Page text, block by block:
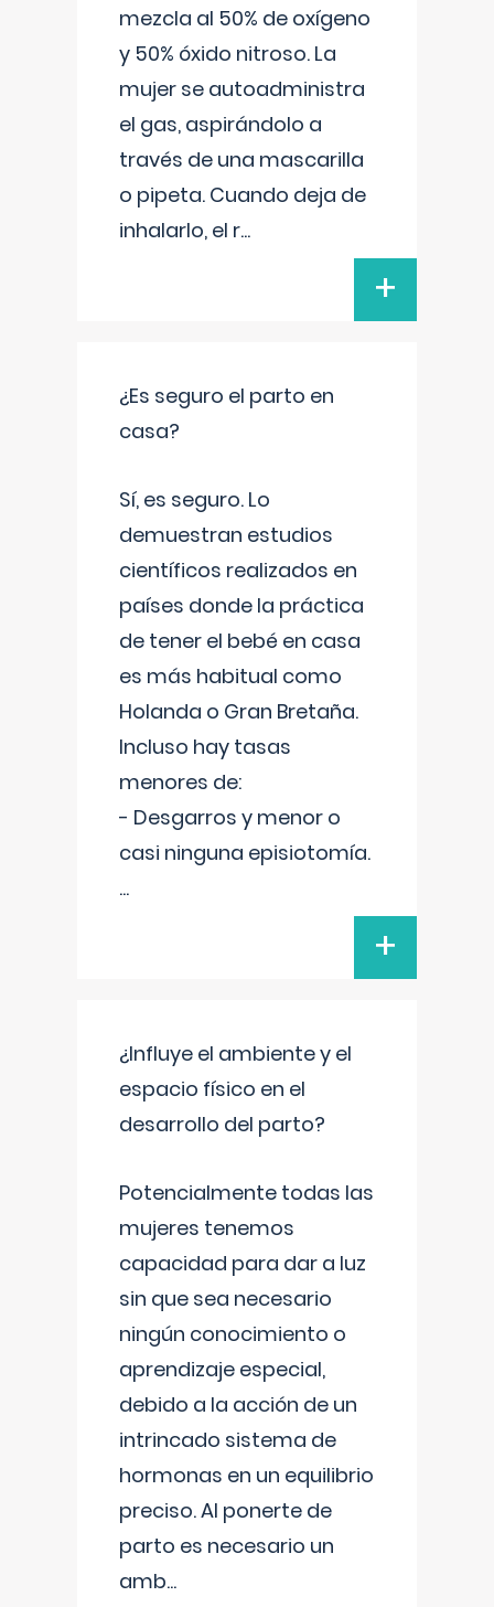
mezcla al 50% de oxígeno
y 50% óxido nitroso. La
mujer se autoadministra
el gas, aspirándolo a
través de una mascarilla
o pipeta. Cuando deja de
inhalarlo, el r...
+
¿Es seguro el parto en
casa?
Sí, es seguro. Lo
demuestran estudios
científicos realizados en
países donde la práctica
de tener el bebé en casa
es más habitual como
Holanda o Gran Bretaña.
Incluso hay tasas
menores de:
- Desgarros y menor o
casi ninguna episiotomía.
...
+
¿Influye el ambiente y el
espacio físico en el
desarrollo del parto?
Potencialmente todas las
mujeres tenemos
capacidad para dar a luz
sin que sea necesario
ningún conocimiento o
aprendizaje especial,
debido a la acción de un
intrincado sistema de
hormonas en un equilibrio
preciso. Al ponerte de
parto es necesario un
amb...